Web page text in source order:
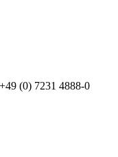
+49 (0) 7231 4888-0